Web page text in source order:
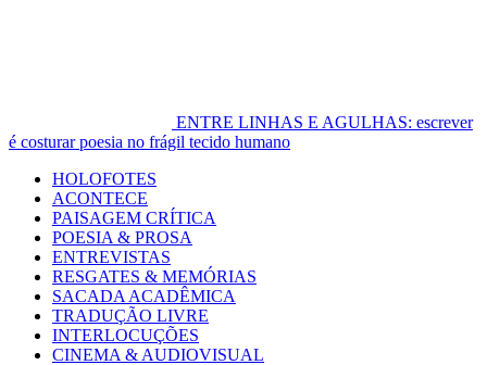
ENTRE LINHAS E AGULHAS: escrever
é costurar poesia no frágil tecido humano
Primary
Menu
HOLOFOTES
ACONTECE
PAISAGEM CRÍTICA
POESIA & PROSA
ENTREVISTAS
RESGATES & MEMÓRIAS
SACADA ACADÊMICA
TRADUÇÃO LIVRE
INTERLOCUÇÕES
CINEMA & AUDIOVISUAL